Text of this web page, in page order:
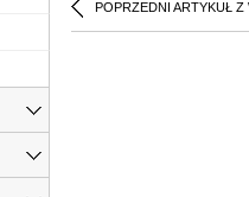
POPRZEDNI ARTYKUŁ Z